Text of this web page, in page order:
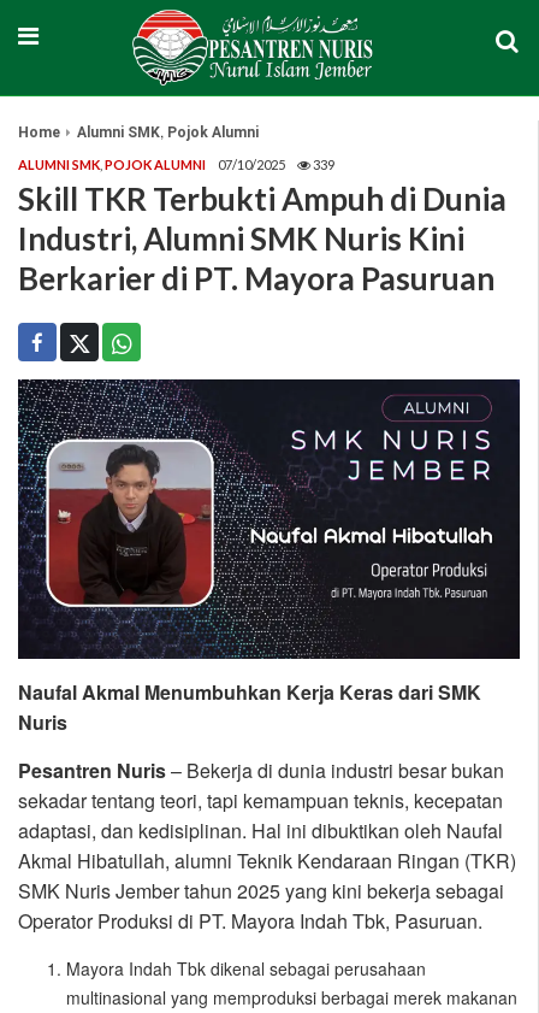
Home Alumni SMK, Pojok Alumni
ALUMNI SMK POJOK ALUMNI 07/10/2025 339
Skill TKR Terbukti Ampuh di Dunia
Industri, Alumni SMK Nuris Kini
Berkarier di PT. Mayora Pasuruan
Naufal Akmal Menumbuhkan Kerja Keras dari SMK
Nuris
Pesantren Nuris– Bekerja di dunia industri besar bukan
sekadar tentang teori, tapi kemampuan teknis, kecepatan
adaptasi, dan kedisiplinan. Hal ini dibuktikan oleh Naufal
Akmal Hibatullah, alumni Teknik Kendaraan Ringan (TKR)
SMK Nuris Jember tahun 2025 yang kini bekerja sebagai
Operator Produksi di PT. Mayora Indah Tbk, Pasuruan.
Mayora Indah Tbk dikenal sebagai perusahaan
multinasional yang memproduksi berbagai merek makanan